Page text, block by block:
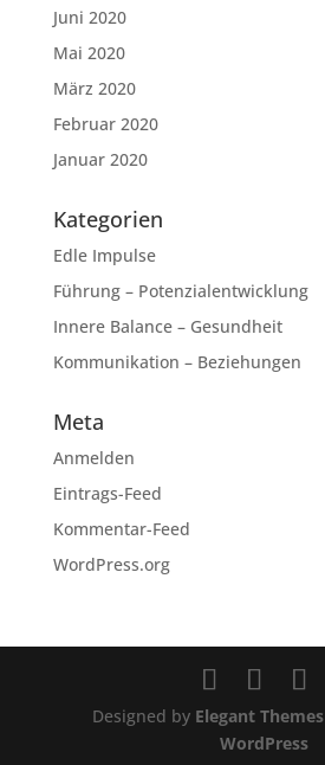
Juni 2020
Mai 2020
März 2020
Februar 2020
Januar 2020
Kategorien
Edle Impulse
Führung – Potenzialentwicklung
Innere Balance – Gesundheit
Kommunikation – Beziehungen
Meta
Anmelden
Eintrags-Feed
Kommentar-Feed
WordPress.org
Designed by Elegant Themes
WordPress